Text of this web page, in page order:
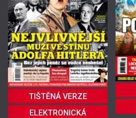
TIŠTĚNÁ VERZE
ELEKTRONICKÁ